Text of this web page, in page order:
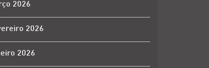
2026
2026
2026